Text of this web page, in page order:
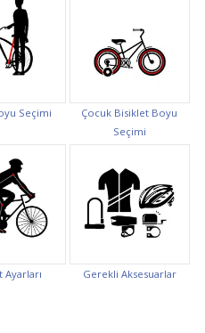
Seçimi
Çocuk Bisiklet Boyu
Seçimi
Ayarları Gerekli Aksesuarlar